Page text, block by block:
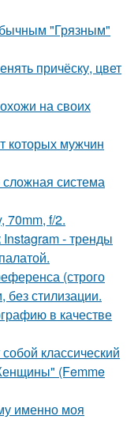
"Грязным"
причёску, цвет
на своих
которых мужчин
система
70mm, f/2.
- тренды
(строго
без стилизации.
в качестве
классический
(Femme
именно моя